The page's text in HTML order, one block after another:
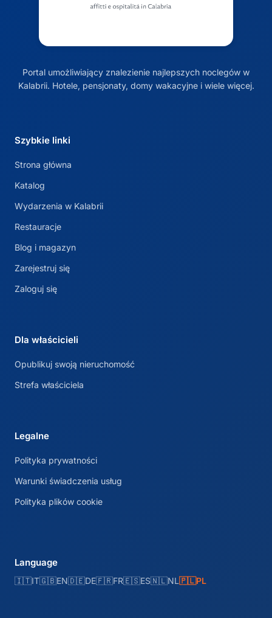
Portal umożliwiający znalezienie najlepszych noclegów w
Kalabrii. Hotele, pensjonaty, domy wakacyjne i wiele więcej.
Szybkie linki
Strona główna
Katalog
Wydarzenia w Kalabrii
Restauracje
Blog i magazyn
Zarejestruj się
Zaloguj się
Dla właścicieli
Opublikuj swoją nieruchomość
Strefa właściciela
Legalne
Polityka prywatności
Warunki świadczenia usług
Polityka plików cookie
Language
🇮🇹IT🇬🇧EN🇩🇪DE🇫🇷FR🇪🇸ES🇳🇱NL🇵🇱PL